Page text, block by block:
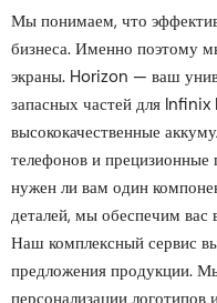
Мы понимаем, что
бизнеса. Именно поэтому
экраны. Horizon — ваш
запасных частей для
высококачественные
телефонов и прецизионные
нужен ли вам один
деталей, мы обеспечим
Наш комплексный сервис
предложения продукции.
персонализации логотипов